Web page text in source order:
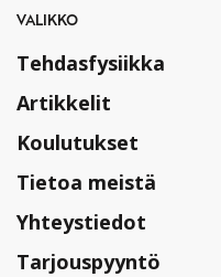
VALIKKO
Tehdasfysiikka
Artikkelit
Koulutukset
Tietoa meistä
Yhteystiedot
Tarjouspyyntö